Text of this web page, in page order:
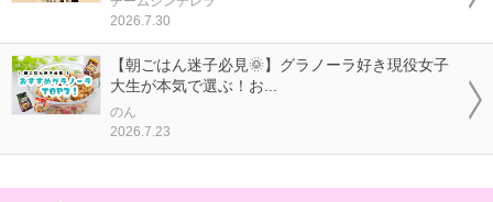
2026.7.30
【朝ごはん迷子必見🌞】グラノーラ好き現役女子
大生が本気で選ぶ！お...
のん
2026.7.23